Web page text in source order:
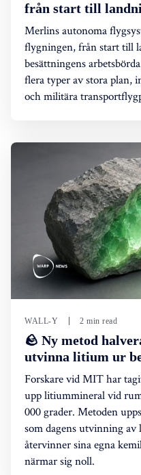
från start till
Merlins autonoma
flygningen, från start till
besättningens
flera typer av stora plan,
och militära
WALL-Y 2 min read
🪨 Ny metod
utvinna litium ur
Forskare vid MIT har
upp litiummineral vid
000 grader. Metoden
som dagens utvinning
återvinner sina egna
närmar sig noll.